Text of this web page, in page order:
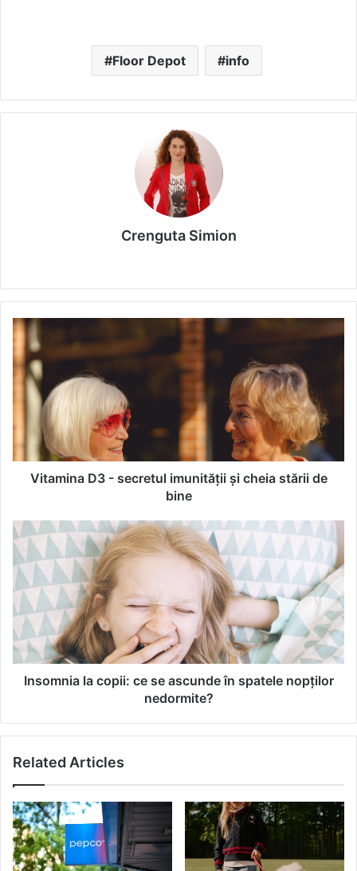
Floor Depot info
Crenguta Simion
te
V
i
t
a
m
n
a
D
e
c
e
t
u
l
i
t
ț
ș
i
c
h
Vitamina D3 - secretul imunității și cheia stării de
bine
I
n
o
m
n
i
a
l
e
s
e
a
Insomnia la copii: ce se ascunde în spatele nopților
nedormite?
Related Articles